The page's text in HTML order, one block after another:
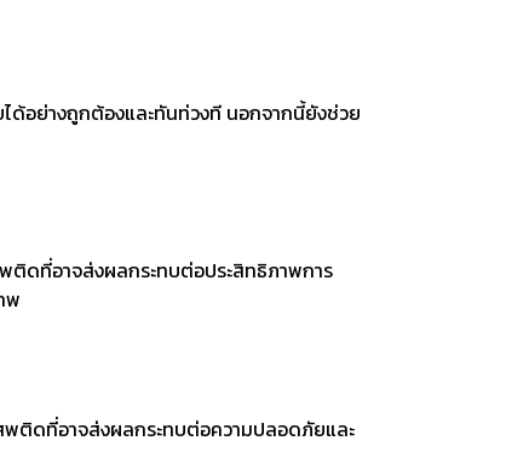
ด้อย่างถูกต้องและทันท่วงที นอกจากนี้ยังช่วย
ติดที่อาจส่งผลกระทบต่อประสิทธิภาพการ
พ
พติดที่อาจส่งผลกระทบต่อความปลอดภัยและ